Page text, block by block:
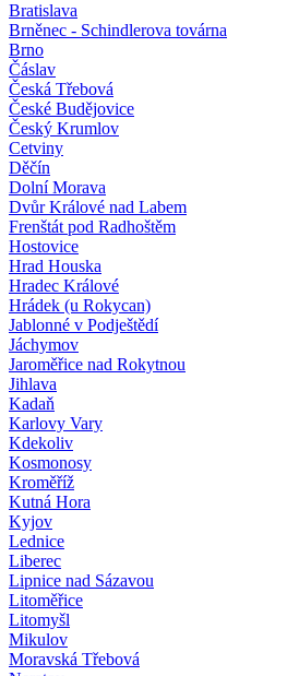
Bratislava
Brněnec - Schindlerova továrna
Brno
Čáslav
Česká Třebová
České Budějovice
Český Krumlov
Cetviny
Děčín
Dolní Morava
Dvůr Králové nad Labem
Frenštát pod Radhoštěm
Hostovice
Hrad Houska
Hradec Králové
Hrádek (u Rokycan)
Jablonné v Podještědí
Jáchymov
Jaroměřice nad Rokytnou
Jihlava
Kadaň
Karlovy Vary
Kdekoliv
Kosmonosy
Kroměříž
Kutná Hora
Kyjov
Lednice
Liberec
Lipnice nad Sázavou
Litoměřice
Litomyšl
Mikulov
Moravská Třebová